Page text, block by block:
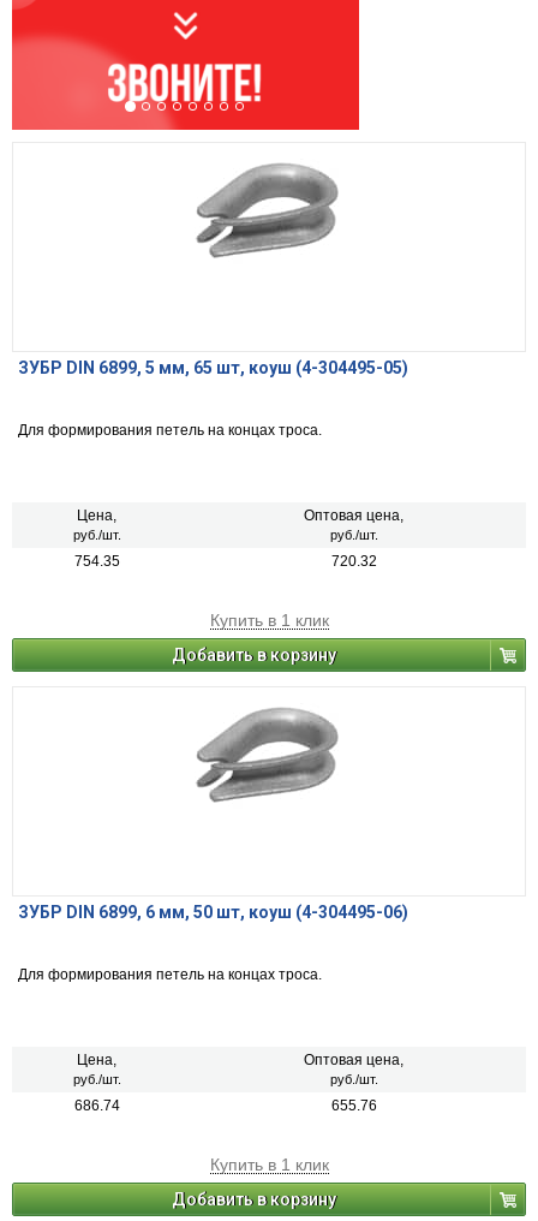
ЗУБР DIN 6899, 5 мм, 65 шт, коуш (4-304495-05)
Для формирования петель на концах троса.
Цена,
руб./шт.
Оптовая цена,
руб./шт.
754.35 720.32
Купить в 1 клик
Добавить в корзину
ЗУБР DIN 6899, 6 мм, 50 шт, коуш (4-304495-06)
Для формирования петель на концах троса.
Цена,
руб./шт.
Оптовая цена,
руб./шт.
686.74 655.76
Купить в 1 клик
Добавить в корзину